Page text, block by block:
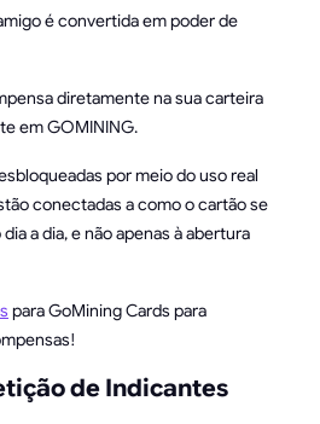
é convertida em poder de
diretamente na sua carteira
em GOMINING.
por meio do uso real
conectadas a como o cartão se
a dia, e não apenas à abertura
para GoMining Cards para
de Indicantes